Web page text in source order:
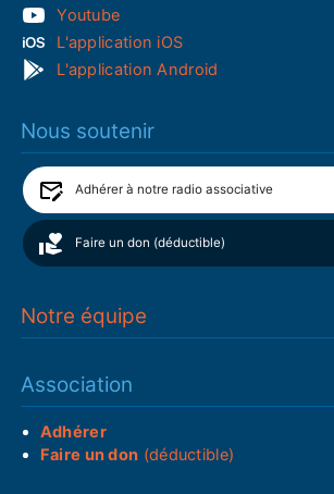
Youtube
L'application iOS
L'application Android
Nous soutenir
Adhérer à notre radio associative
Faire un don (déductible)
Notre équipe
Association
Adhérer
Faire un don (déductible)